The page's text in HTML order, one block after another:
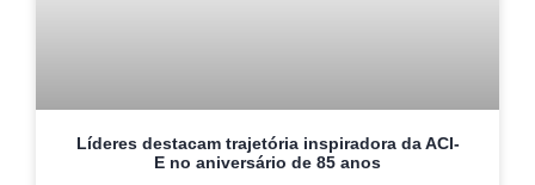
Líderes destacam trajetória inspiradora da ACI-
E no aniversário de 85 anos